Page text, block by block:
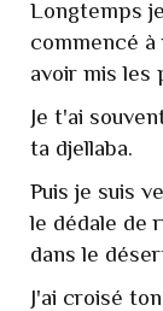
Longtemps
commencé
avoir mis les
Je t'ai
ta djellaba.
Puis je suis
le dédale de
dans le
J'ai croisé